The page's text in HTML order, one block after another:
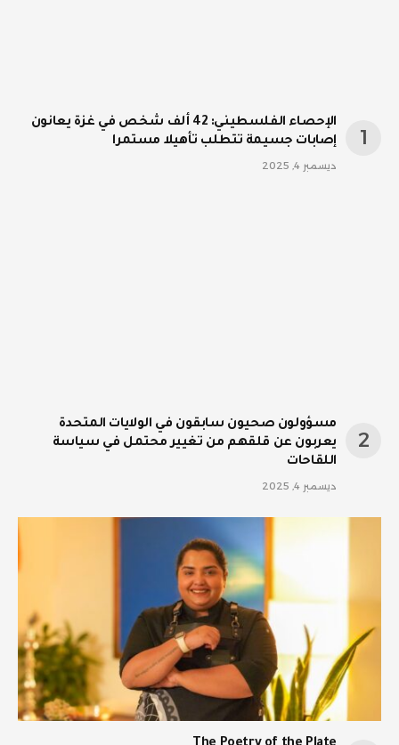
الإحصاء الفلسطيني: 42 ألف شخص في غزة يعانون
إصابات جسيمة تتطلب تأهيلا مستمرا
ديسمبر 4, 2025
مسؤولون صحيون سابقون في الولايات المتحدة
يعربون عن قلقهم من تغيير محتمل في سياسة
اللقاحات
ديسمبر 4, 2025